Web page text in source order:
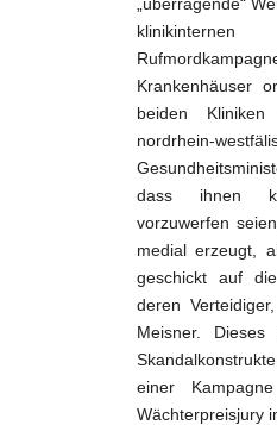
Krankenhäuser
beiden
nordrhein-
dass ihnen
vorzuwerfen
medial erzeugt,
geschickt auf
deren
Meisner. Dieses
einer
Wächterpreisjury